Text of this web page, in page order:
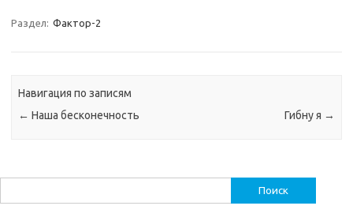
Раздел: Фактор-2
Навигация по записям
← Наша бесконечность Гибну я →